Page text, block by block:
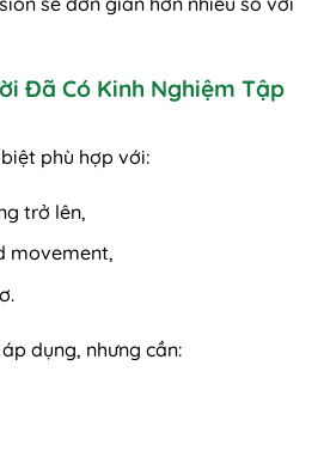
Đã Có Kinh Nghiệm Tập
phù hợp với:
trở lên,
movement,
dụng, nhưng cần: